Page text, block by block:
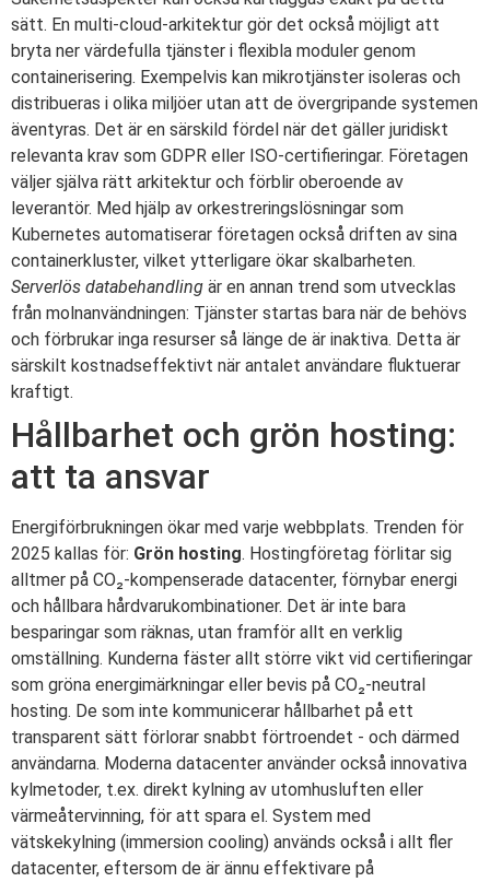
sätt. En multi-cloud-arkitektur gör det också möjligt att
bryta ner värdefulla tjänster i flexibla moduler genom
containerisering. Exempelvis kan mikrotjänster isoleras och
distribueras i olika miljöer utan att de övergripande systemen
äventyras. Det är en särskild fördel när det gäller juridiskt
relevanta krav som GDPR eller ISO-certifieringar. Företagen
väljer själva rätt arkitektur och förblir oberoende av
leverantör. Med hjälp av orkestreringslösningar som
Kubernetes automatiserar företagen också driften av sina
containerkluster, vilket ytterligare ökar skalbarheten.
Serverlös databehandling är en annan trend som utvecklas
från molnanvändningen: Tjänster startas bara när de behövs
och förbrukar inga resurser så länge de är inaktiva. Detta är
särskilt kostnadseffektivt när antalet användare fluktuerar
kraftigt.
Hållbarhet och grön hosting:
att ta ansvar
Energiförbrukningen ökar med varje webbplats. Trenden för
2025 kallas för: Grön hosting. Hostingföretag förlitar sig
alltmer på CO₂-kompenserade datacenter, förnybar energi
och hållbara hårdvarukombinationer. Det är inte bara
besparingar som räknas, utan framför allt en verklig
omställning. Kunderna fäster allt större vikt vid certifieringar
som gröna energimärkningar eller bevis på CO₂-neutral
hosting. De som inte kommunicerar hållbarhet på ett
transparent sätt förlorar snabbt förtroendet - och därmed
användarna. Moderna datacenter använder också innovativa
kylmetoder, t.ex. direkt kylning av utomhusluften eller
värmeåtervinning, för att spara el. System med
vätskekylning (immersion cooling) används också i allt fler
datacenter, eftersom de är ännu effektivare på